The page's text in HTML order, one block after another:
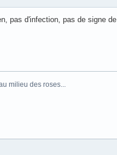
pas d'infection, pas de signe
milieu des roses...